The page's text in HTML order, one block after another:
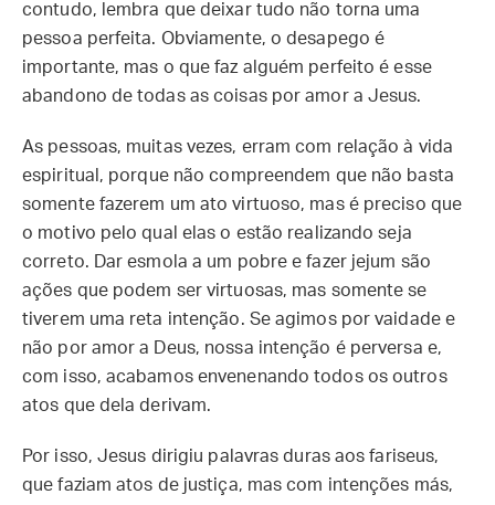
contudo, lembra que deixar tudo não torna uma
pessoa perfeita. Obviamente, o desapego é
importante, mas o que faz alguém perfeito é esse
abandono de todas as coisas por amor a Jesus.
As pessoas, muitas vezes, erram com relação à vida
espiritual, porque não compreendem que não basta
somente fazerem um ato virtuoso, mas é preciso que
o motivo pelo qual elas o estão realizando seja
correto. Dar esmola a um pobre e fazer jejum são
ações que podem ser virtuosas, mas somente se
tiverem uma reta intenção. Se agimos por vaidade e
não por amor a Deus, nossa intenção é perversa e,
com isso, acabamos envenenando todos os outros
atos que dela derivam.
Por isso, Jesus dirigiu palavras duras aos fariseus,
que faziam atos de justiça, mas com intenções más,